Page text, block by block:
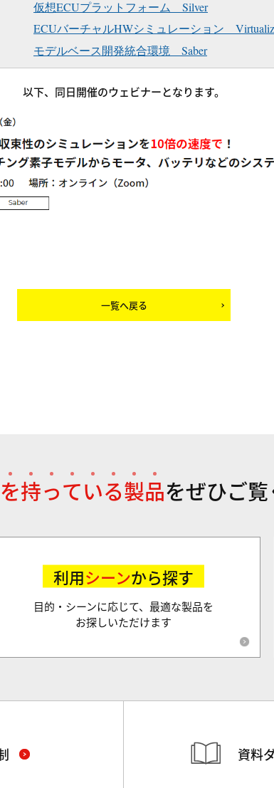
仮想ECUプラットフォーム Silver
ECUバーチャルHWシミュレーション
モデルベース開発統合環境 Saber
以下、同日開催のウェビナーとなります。
一覧へ戻る
を持っている製品をぜひご覧
利用シーンから探す
目的・シーンに応じて、最適な製品を
お探しいただけます
資料